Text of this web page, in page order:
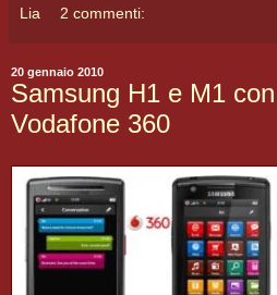
Lia 2 commenti:
20 gennaio 2010
Samsung H1 e M1
Vodafone 360